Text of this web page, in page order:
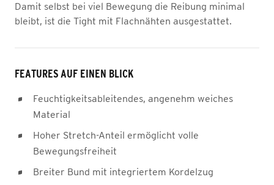
Damit selbst bei viel Bewegung die Reibung minimal
bleibt, ist die Tight mit Flachnähten ausgestattet.
FEATURES AUF EINEN BLICK
Feuchtigkeitsableitendes, angenehm weiches
Material
Hoher Stretch-Anteil ermöglicht volle
Bewegungsfreiheit
Breiter Bund mit integriertem Kordelzug